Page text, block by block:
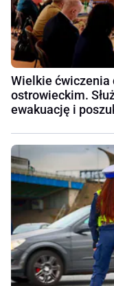
Wielkie ćwiczenia
ostrowieckim.
ewakuację i